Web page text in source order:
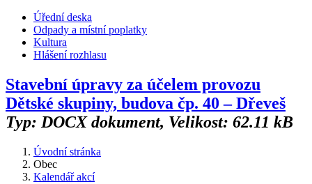
Úřední deska
Odpady a místní poplatky
Kultura
Hlášení rozhlasu
Stavební úpravy za účelem provozu
Dětské skupiny, budova čp. 40 – Dřeveš
Typ: DOCX dokument, Velikost: 62.11 kB
Úvodní stránka
Obec
Kalendář akcí